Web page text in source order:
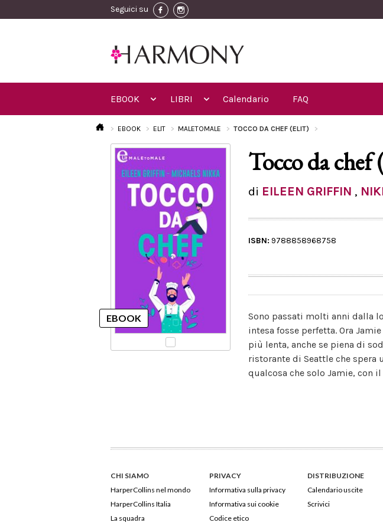
Seguici su
EBOOK LIBRI Calendario FAQ
EBOOK ELIT MALETOMALE TOCCO DA CHEF (ELIT)
Tocco da chef
di EILEEN GRIFFIN ,
ISBN: 9788858968758
Sono passati molti anni dalla
intesa fosse perfetta. Ora
più lenta, anche se piena di
ristorante di Seattle che spera
qualcosa che solo Jamie, con
CHI SIAMO
HarperCollins nel mondo
HarperCollins Italia
La squadra
PRIVACY
Informativa sulla privacy
Informativa sui cookie
Codice etico
DISTRIBUZIONE
Calendario uscite
Scrivici